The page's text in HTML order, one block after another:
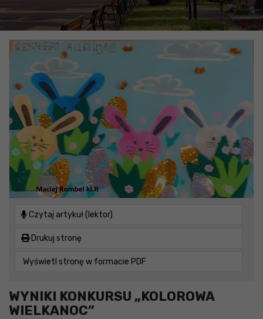
Czytaj artykuł (lektor)
Drukuj stronę
Wyświetl stronę w formacie PDF
WYNIKI KONKURSU „KOLOROWA
WIELKANOC”